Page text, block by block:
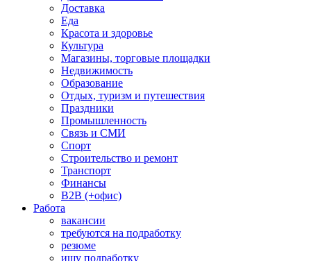
Доставка
Еда
Красота и здоровье
Культура
Магазины, торговые площадки
Недвижимость
Образование
Отдых, туризм и путешествия
Праздники
Промышленность
Связь и СМИ
Спорт
Строительство и ремонт
Транспорт
Финансы
B2B (+офис)
Работа
вакансии
требуются на подработку
резюме
ищу подработку